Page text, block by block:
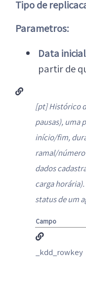
Tipo de
Parametros:
Data
partir de
[pt] Histórico
pausas), uma
início/fim,
ramal/número
dados
carga
status de um
Campo
_kdd_rowkey